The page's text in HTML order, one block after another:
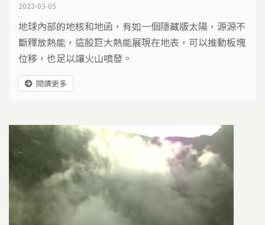
2023-03-05
地球內部的地核和地函，有如一個隱藏版太陽，源源不
斷釋放熱能，這股巨大熱能展現在地表，可以推動板塊
位移，也足以讓火山噴發。
閱讀更多